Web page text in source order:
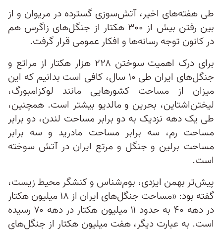
طی هفته‌های اخیر، آتش‌سوزی گسترده در مریوان و از
بین‌ رفتن بیش از ۳۰۰ هکتار از جنگل‌های زاگرس هم
در کانون توجه رسانه‌ها و افکار عمومی قرار گرفت.
برای درک اهمیت سوختن ۲۲۸ هزار هکتار از مراتع و
جنگل‌های ایران طی ۱۰ سال، کافی است بدانیم که این
میزان از مساحت کشورهایی مانند لوکزامبورگ،
لیختن‌اشتاین، بحرین و مالدیو بیشتر است. همچنین،
طی یک دهه نزدیک به دو برابر مساحت لندن، دو برابر
مساحت رم، سه برابر مساحت مادرید و سه برابر
مساحت برلین و جنگل‌ و مرتع ایران در آتش سوخته‌
است.
پیش‌تر بهمن ایزدی، بوم‌شناس و کنشگر محیط‌ زیست،
گفته بود: «مساحت جنگل‌های ایران از ۱۸ میلیون هکتار
در دهه ۴۰ به حدود ۱۱ میلیون هکتار در دهه ۷۰ رسیده
است. به‌ عبارت‌ دیگر، هفت میلیون هکتار از جنگل‌های